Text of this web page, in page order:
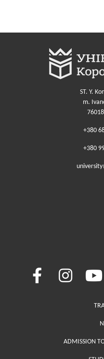
ST. Y.
m.
+380
+380
Меню у
ADMISSION